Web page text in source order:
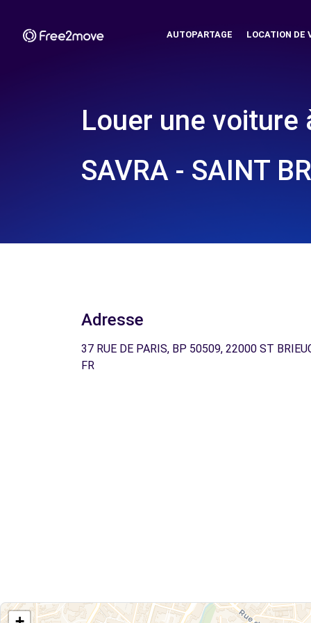
AUTOPARTAGE LOCATION DE
Louer une voiture
SAVRA - SAINT
Adresse
37 RUE DE PARIS, BP 50509, 22000 ST
FR